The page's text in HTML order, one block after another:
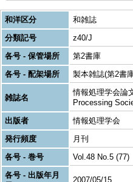
和洋区分
和雑誌
分類記号
z40/J
各号 - 保管場所
第2書庫
各号 - 配架場所
製本雑誌(第2書
雑誌名
情報処理学会論
Processing
出版者
情報処理学会
発行頻度
月刊
各号 - 巻号
Vol.48 No.5 (77)
各号 - 出版年月
2007/05/15